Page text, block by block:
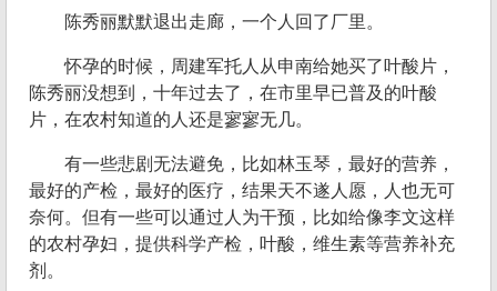
陈秀丽默默退出走廊，一个人回了厂里。
怀孕的时候，周建军托人从申南给她买了叶酸片，
陈秀丽没想到，十年过去了，在市里早已普及的叶酸
片，在农村知道的人还是寥寥无几。
有一些悲剧无法避免，比如林玉琴，最好的营养，
最好的产检，最好的医疗，结果天不遂人愿，人也无可
奈何。但有一些可以通过人为干预，比如给像李文这样
的农村孕妇，提供科学产检，叶酸，维生素等营养补充
剂。